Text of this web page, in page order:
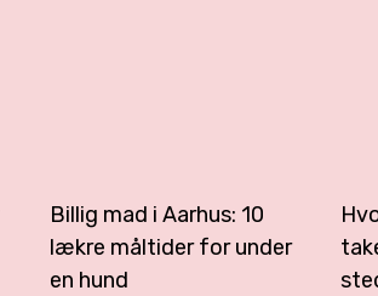
Billig mad i Aarhus: 10
lækre måltider for under
en hund